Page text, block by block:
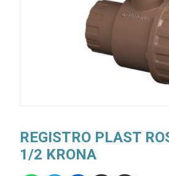
REGISTRO PLAST
1/2 KRONA